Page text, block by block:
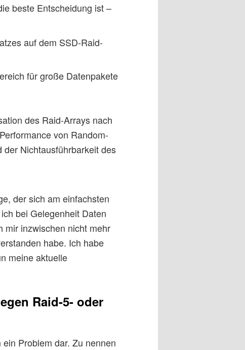
beste Entscheidung ist –
auf dem SSD-Raid-
für große Datenpakete
des Raid-Arrays nach
von Random-
Nichtausführbarkeit des
der sich am einfachsten
bei Gelegenheit Daten
mir inzwischen nicht mehr
habe. Ich habe
meine aktuelle
Raid-5- oder
Problem dar. Zu nennen